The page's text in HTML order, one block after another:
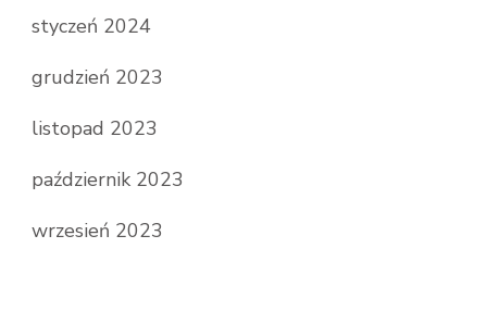
styczeń 2024
grudzień 2023
listopad 2023
październik 2023
wrzesień 2023